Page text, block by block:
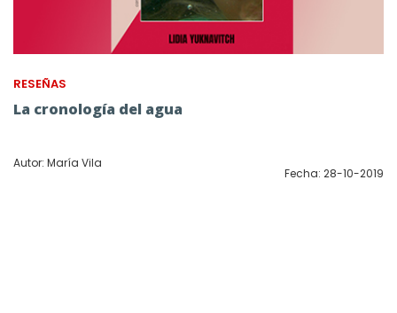
RESEÑAS
La cronología del agua
Autor: María Vila
Fecha: 28-10-2019